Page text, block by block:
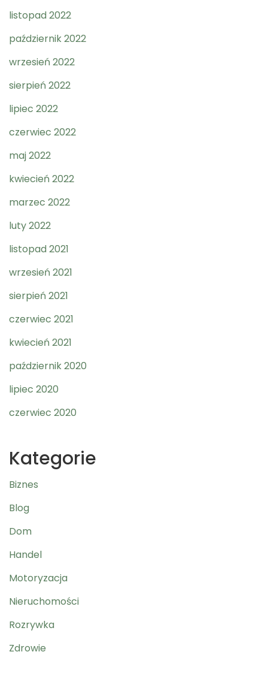
listopad 2022
październik 2022
wrzesień 2022
sierpień 2022
lipiec 2022
czerwiec 2022
maj 2022
kwiecień 2022
marzec 2022
luty 2022
listopad 2021
wrzesień 2021
sierpień 2021
czerwiec 2021
kwiecień 2021
październik 2020
lipiec 2020
czerwiec 2020
Kategorie
Biznes
Blog
Dom
Handel
Motoryzacja
Nieruchomości
Rozrywka
Zdrowie